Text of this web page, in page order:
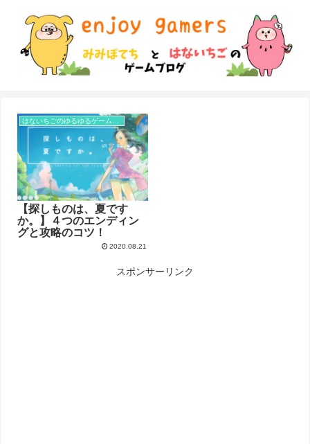
【探しものは、夏です
か。】４つのエンディン
グと攻略のコツ！
2020.08.21
スポンサーリンク